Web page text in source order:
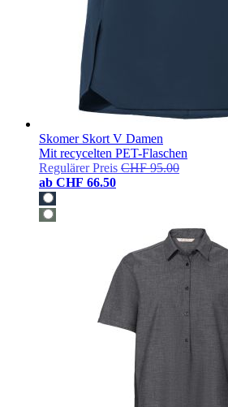
Skomer Skort V Damen
Mit recycelten PET-Flaschen
Regulärer Preis CHF 95.00
ab CHF 66.50